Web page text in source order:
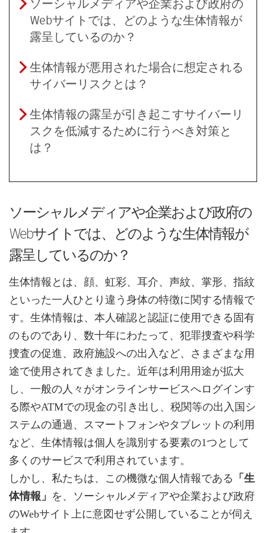
ソーシャルメディアや企業および政府の
Webサイトでは、どのような生体情報が
露呈しているのか？
生体情報が悪用された場合に想定される
サイバーリスクとは？
生体情報の露呈が引き起こすサイバーリ
スクを低減するために行うべき対策と
は？
ソーシャルメディアや企業および政府の
Webサイトでは、どのような生体情報が
露呈しているのか？
生体情報とは、顔、虹彩、耳介、声紋、掌形、指紋
といった一人ひとり違う身体の特徴に関する情報で
す。生体情報は、本人確認と認証に使用できる固有
のものであり、数十年にわたって、犯罪捜査や科学
捜査の促進、政府施設への出入など、さまざまな用
途で使用されてきました。近年は利用用途が拡大
し、一般の人々がオンラインサービスへログインす
る際やATMでの現金の引き出し、税関等の出入国シ
ステムの通過、スマートフォンやタブレットの利用
など、生体情報は個人を識別する要素の1つとして
多くのサービスで利用されています。
しかし、私たちは、この機微な個人情報である 「生
体情報」 を、ソーシャルメディアや企業および政府
のWebサイト上に意図せず公開していることが伺え